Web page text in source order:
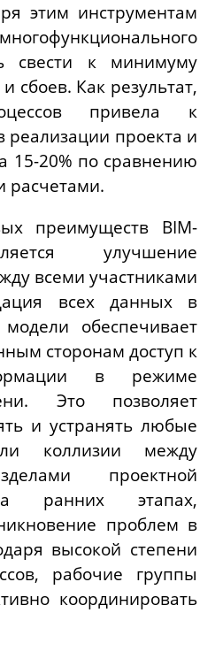
этим инструментам
свести к минимуму
сбоев. Как результат,
привела к
проекта и
15-20% по сравнению
расчетами.
преимуществ BIM-
улучшение
всеми участниками
всех данных в
обеспечивает
сторонам доступ к
в режиме
Это позволяет
и устранять любые
коллизии между
проектной
ранних этапах,
проблем в
высокой степени
рабочие группы
координировать